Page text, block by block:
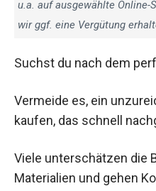
u.a. auf ausgewählte Online-
wir ggf. eine Vergütung
Suchst du nach dem
Vermeide es, ein
kaufen, das schnell
Viele unterschätzen die
Materialien und gehen